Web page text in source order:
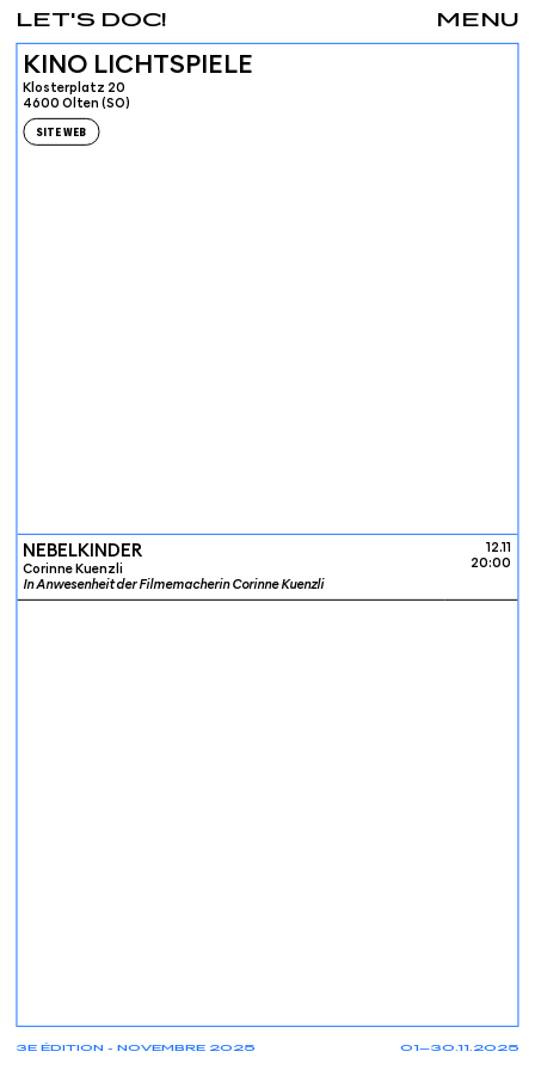
01—30.11.2025
3E ÉDITION - NOVEMBRE 2025
MENU
LET'S DOC!
KINO LICHTSPIELE
Klosterplatz 20
4600 Olten (SO)
SITE WEB
NEBELKINDER
Corinne Kuenzli
In Anwesenheit der Filmemacherin Corinne Kuenzli
12.11
20:00